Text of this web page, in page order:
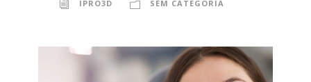
IPRO3D SEM CATEGORIA